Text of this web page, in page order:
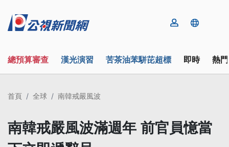
總預算審查 漢光演習 苦茶油苯駢芘超標 即時 熱
首頁 全球 南韓戒嚴風波
南韓戒嚴風波滿週年 前官員憶當